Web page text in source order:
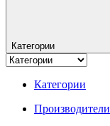
Категории
Категории
Производители